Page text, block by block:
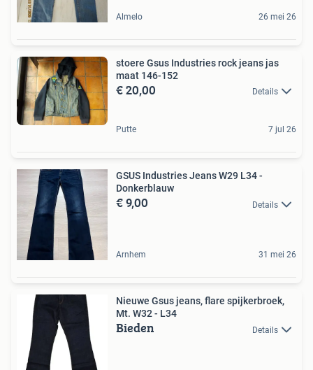
Almelo 26 mei 26
stoere Gsus Industries rock jeans jas
maat 146-152
€ 20,00 Details
Putte 7 jul 26
GSUS Industries Jeans W29 L34 -
Donkerblauw
€ 9,00 Details
Arnhem 31 mei 26
Nieuwe Gsus jeans, flare spijkerbroek,
Mt. W32 - L34
Bieden Details